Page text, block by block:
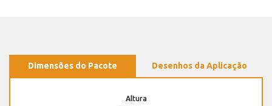
Dimensões do Pacote Desenhos da Aplicação
Altura